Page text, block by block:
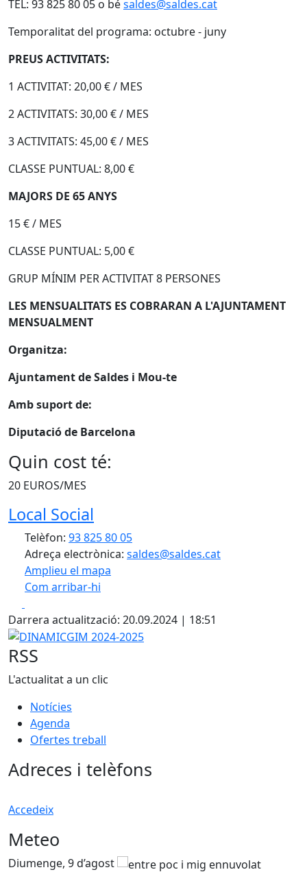
TEL: 93 825 80 05 o bésaldes@saldes.cat
Temporalitat del programa: octubre - juny
PREUS ACTIVITATS:
1 ACTIVITAT: 20,00 € / MES
2 ACTIVITATS: 30,00 € / MES
3 ACTIVITATS: 45,00 € / MES
CLASSE PUNTUAL: 8,00 €
MAJORS DE 65 ANYS
15 € / MES
CLASSE PUNTUAL: 5,00 €
GRUP MÍNIM PER ACTIVITAT 8 PERSONES
LES MENSUALITATS ES COBRARAN A L'AJUNTAMENT
MENSUALMENT
Organitza:
Ajuntament de Saldes i Mou-te
Amb suport de:
Diputació de Barcelona
Quin cost té:
20 EUROS/MES
Local Social
Telèfon: 93 825 80 05
Adreça electrònica: saldes@saldes.cat
Amplieu el mapa
Com arribar-hi
+
−
Darrera actualització: 20.09.2024 | 18:51
DINAMICGIM 2024-2025
RSS
L'actualitat a un clic
Notícies
Agenda
Ofertes treball
Adreces i telèfons
Accedeix
Meteo
Diumenge, 9 d’agost